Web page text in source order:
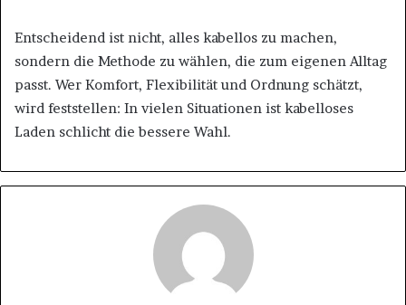
Entscheidend ist nicht, alles kabellos zu machen,
sondern die Methode zu wählen, die zum eigenen Alltag
passt. Wer Komfort, Flexibilität und Ordnung schätzt,
wird feststellen: In vielen Situationen ist kabelloses
Laden schlicht die bessere Wahl.